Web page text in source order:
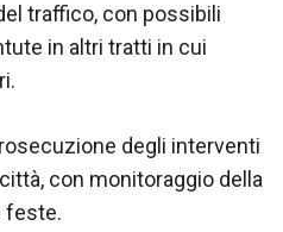
traffico, con possibili
in altri tratti in cui
degli interventi
con monitoraggio della
feste.